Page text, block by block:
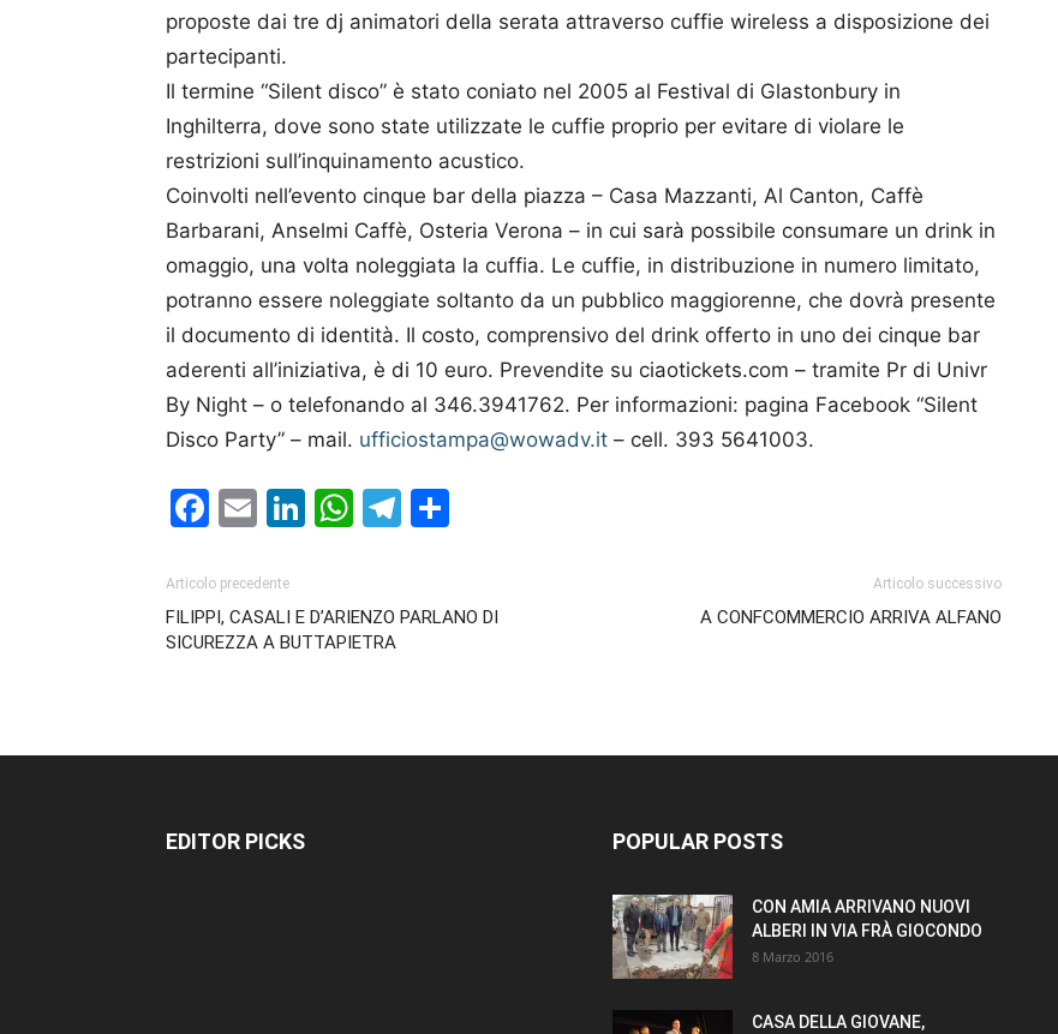
proposte dai tre dj animatori della serata attraverso cuffie wireless a disposizione dei
partecipanti.
Il termine “Silent disco” è stato coniato nel 2005 al Festival di Glastonbury in
Inghilterra, dove sono state utilizzate le cuffie proprio per evitare di violare le
restrizioni sull’inquinamento acustico.
Coinvolti nell’evento cinque bar della piazza – Casa Mazzanti, Al Canton, Caffè
Barbarani, Anselmi Caffè, Osteria Verona – in cui sarà possibile consumare un drink in
omaggio, una volta noleggiata la cuffia. Le cuffie, in distribuzione in numero limitato,
potranno essere noleggiate soltanto da un pubblico maggiorenne, che dovrà presente
il documento di identità. Il costo, comprensivo del drink offerto in uno dei cinque bar
aderenti all’iniziativa, è di 10 euro. Prevendite su ciaotickets.com – tramite Pr di Univr
By Night – o telefonando al 346.3941762. Per informazioni: pagina Facebook “Silent
Disco Party” – mail. ufficiostampa@wowadv.it – cell. 393 5641003.
Facebook
EmailLinkedIn
WhatsApp
Telegram
Articolo precedente
FILIPPI, CASALI E D’ARIENZO PARLANO DI
SICUREZZA A BUTTAPIETRA
Articolo successivo
A CONFCOMMERCIO ARRIVA ALFANO
EDITOR PICKS POPULAR POSTS
CON AMIA ARRIVANO NUOVI
ALBERI IN VIA FRÀ GIOCONDO
8 Marzo 2016
CASA DELLA GIOVANE,